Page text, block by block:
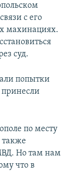
с его
махинациях.
суд.
попытки
принесли
по месту
также
Но там нам
что в